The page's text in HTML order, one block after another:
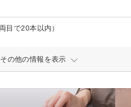
目で20本以内）
その他の情報を表示